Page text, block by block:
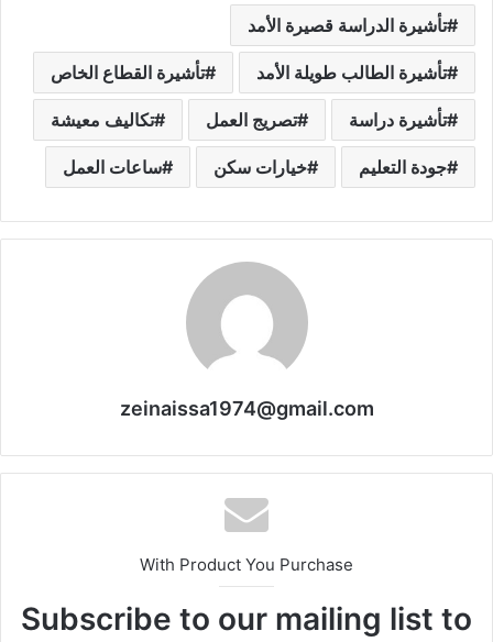
تأشيرة الدراسة قصيرة الأمد
تأشيرة الطالب طويلة الأمد تأشيرة القطاع الخاص
تأشيرة دراسة تصريج العمل تكاليف معيشة
جودة التعليم خيارات سكن ساعات العمل
zeinaissa1974@gmail.com
With Product You Purchase
Subscribe to our mailing list to